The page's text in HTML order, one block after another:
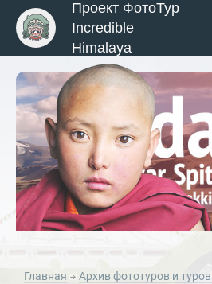
Проект ФотоТур
Incredible
Himalaya
Главная Архив фототуров и туров